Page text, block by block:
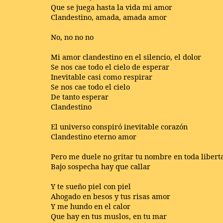
Que se juega hasta la vida mi amor
Clandestino, amada, amada amor
No, no no no
Mi amor clandestino en el silencio, el dolor
Se nos cae todo el cielo de esperar
Inevitable casi como respirar
Se nos cae todo el cielo
De tanto esperar
Clandestino
El universo conspiró inevitable corazón
Clandestino eterno amor
Pero me duele no gritar tu nombre en toda
Bajo sospecha hay que callar
Y te sueño piel con piel
Ahogado en besos y tus risas amor
Y me hundo en el calor
Que hay en tus muslos, en tu mar